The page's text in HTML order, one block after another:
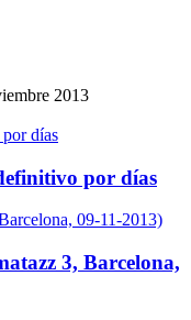
2013
días
por días
09-11-2013)
3, Barcelona,